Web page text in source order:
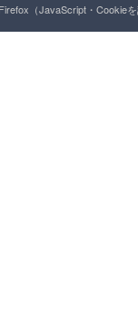
（JavaScript・Cookie